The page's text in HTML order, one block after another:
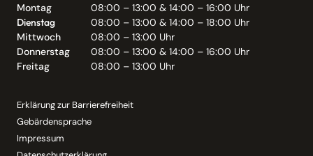
Montag
08:00 – 13:00 & 14:00 – 16:00 Uhr
Dienstag
08:00 – 13:00 & 14:00 – 18:00 Uhr
Mittwoch
08:00 – 13:00 Uhr
Donnerstag
08:00 – 13:00 & 14:00 – 16:00 Uhr
Freitag
08:00 – 13:00 Uhr
Erklärung zur Barrierefreiheit
Gebärdensprache
Impressum